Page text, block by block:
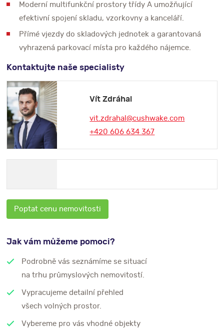
Moderní multifunkční prostory třídy A umožňující
efektivní spojení skladu, vzorkovny a kanceláří.
Přímé vjezdy do skladových jednotek a garantovaná
vyhrazená parkovací místa pro každého nájemce.
Kontaktujte naše specialisty
Vít Zdráhal
vit.zdrahal@cushwake.com
+420 606 634 367
Poptat cenu nemovitosti
Jak vám můžeme pomoci?
Podrobně vás seznámíme se situací
na trhu průmyslových nemovitostí.
Vypracujeme detailní přehled
všech volných prostor.
Vybereme pro vás vhodné objekty